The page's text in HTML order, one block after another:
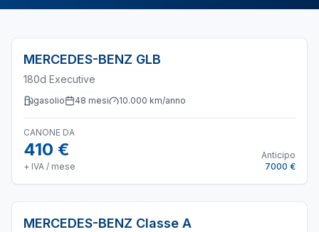
MERCEDES-BENZ GLB
180d Executive
gasolio 48 mesi 10.000 km/anno
CANONE DA
410 €
+ IVA / mese
Anticipo
7000 €
MERCEDES-BENZ Classe A